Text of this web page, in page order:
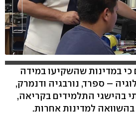
במדינות שהשקיעו במידה
– ספרד, נורבגיה ודנמרק,
בהישגי התלמידים בקריאה,
למדינות אחרות.